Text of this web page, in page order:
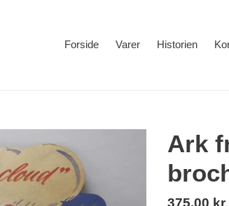
Forside Varer Historien
Ark
Normalpris
375,00 kr